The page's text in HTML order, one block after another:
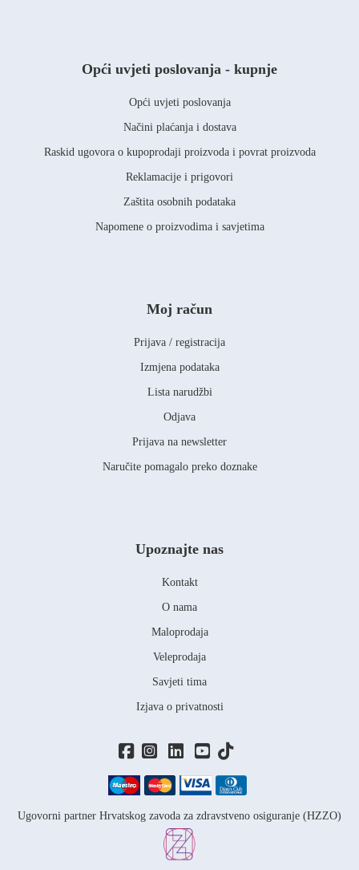
Opći uvjeti poslovanja - kupnje
Opći uvjeti poslovanja
Načini plaćanja i dostava
Raskid ugovora o kupoprodaji proizvoda i povrat proizvoda
Reklamacije i prigovori
Zaštita osobnih podataka
Napomene o proizvodima i savjetima
Moj račun
Prijava / registracija
Izmjena podataka
Lista narudžbi
Odjava
Prijava na newsletter
Naručite pomagalo preko doznake
Ugovorni partner Hrvatskog zavoda za zdravstveno osiguranje (HZZO)
Upoznajte nas
Kontakt
O nama
Maloprodaja
Veleprodaja
Savjeti tima
Izjava o privatnosti